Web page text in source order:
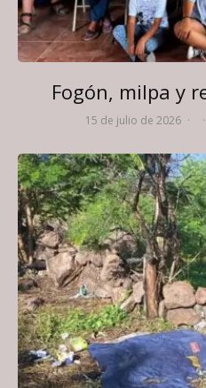
Fogón, milpa y
15 de julio de 2026 · ·